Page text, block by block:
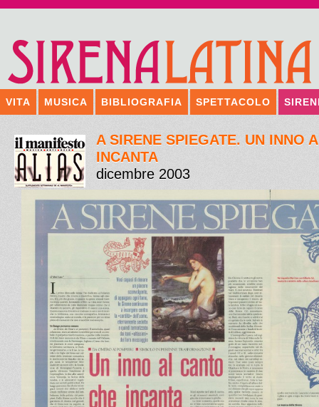
VITA MUSICA BIBLIOGRAFIA SPETTACOLO
A SIRENE SPIEGATE. UN INNO
INCANTA
dicembre 2003